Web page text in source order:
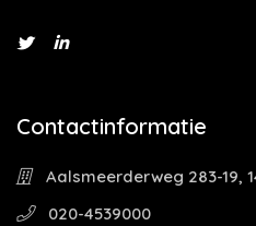
Contactinformatie
Aalsmeerderweg 283-19,
020-4539000